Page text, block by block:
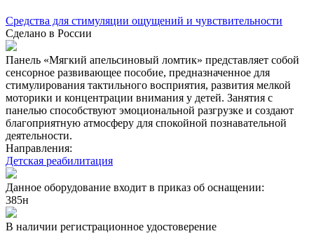
Средства для стимуляции ощущений и чувствительности
Сделано в России
Панель «Мягкий апельсиновый ломтик» представляет собой
сенсорное развивающее пособие, предназначенное для
стимулирования тактильного восприятия, развития мелкой
моторики и концентрации внимания у детей. Занятия с
панелью способствуют эмоциональной разгрузке и создают
благоприятную атмосферу для спокойной познавательной
деятельности.
Направления:
Детская реабилитация
Данное оборудование входит в приказ об оснащении:
385н
В наличии регистрационное удостоверение